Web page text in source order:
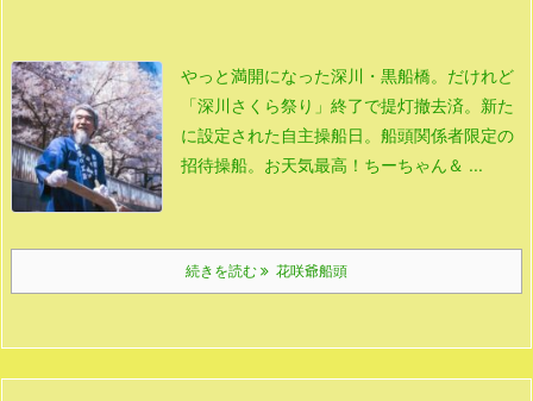
やっと満開になった深川・黒船橋。 だけれど
「深川さくら祭り」終了で提灯撤去済。 新た
に設定された自主操船日。 船頭関係者限定の
招待操船。 お天気最高！ ちーちゃん＆ ...
続きを読む 花咲爺船頭